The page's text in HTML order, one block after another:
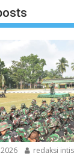
redaksi